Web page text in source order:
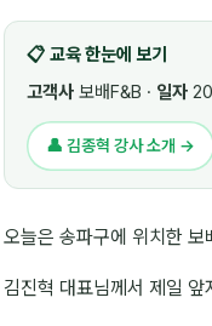
📋 교육 한눈에 보기
고객사 보배F&B · 일자
👤 김종혁 강사 소개 →
오늘은 송파구에 위치한
김진혁 대표님께서 제일